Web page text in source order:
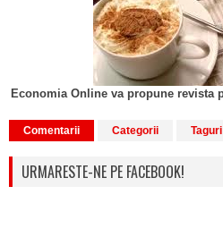
Economia Online va propune revista
Comentarii Categorii Taguri
URMARESTE-NE PE FACEBOOK!